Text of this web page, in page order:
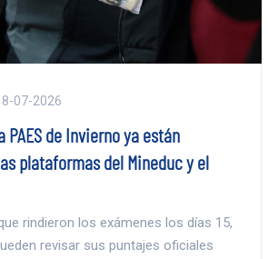
07-2026
PAES de Invierno ya están
plataformas del Mineduc y el
rindieron los exámenes los días 15,
revisar sus puntajes oficiales